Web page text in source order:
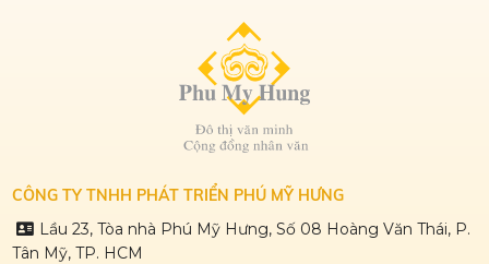
CÔNG TY TNHH PHÁT TRIỂN PHÚ MỸ HƯNG
Lầu 23, Tòa nhà Phú Mỹ Hưng, Số 08 Hoàng Văn Thái, P.
Tân Mỹ, TP. HCM